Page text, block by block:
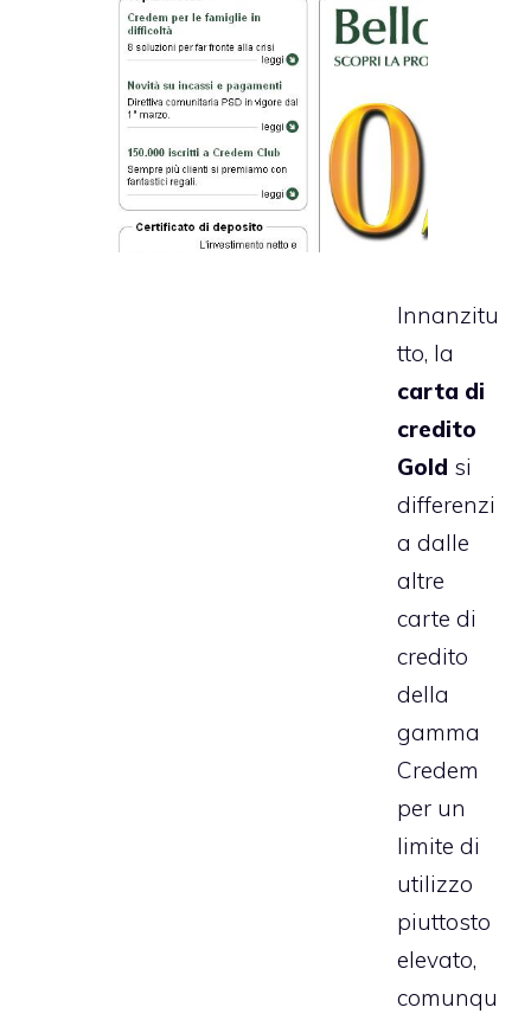
Innanzitu
tto, la
carta di
credito
Gold si
differenzi
a dalle
altre
carte di
credito
della
gamma
Credem
per un
limite di
utilizzo
piuttosto
elevato,
comunqu